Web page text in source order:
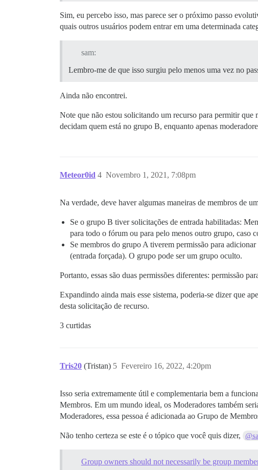
Sim, eu percebo isso, mas parece ser o próximo passo
quais outros usuários podem entrar em uma determinada
sam:
Lembro-me de que isso surgiu pelo menos uma vez no
Ainda não encontrei.
Note que não estou solicitando um recurso para permitir
decidam quem está no grupo B, enquanto apenas
Meteor0id Novembro 1, 2021, 7:08pm
4
Na verdade, deve haver algumas maneiras de membros de
Se o grupo B tiver solicitações de entrada habilitadas:
para todo o fórum ou para pelo menos outro grupo, caso
Se membros do grupo A tiverem permissão para
(entrada forçada). O grupo pode ser um grupo oculto.
Portanto, essas são duas permissões diferentes: permissão
Expandindo ainda mais esse sistema, poderia-se dizer que
desta solicitação de recurso.
3 curtidas
Tris20 (Tristan) Fevereiro 16, 2022, 4:20pm
5
Isso seria extremamente útil e complementaria bem a
Membros. Em um mundo ideal, os Moderadores também
Moderadores, essa pessoa é adicionada ao Grupo de
Não tenho certeza se este é o tópico que você quis dizer,
Group owners should not necessarily be group